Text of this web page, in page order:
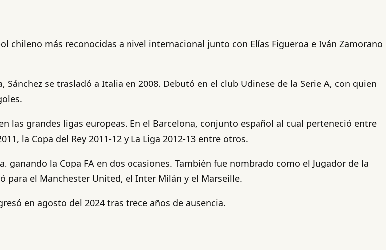
chileno más reconocidas a nivel internacional junto con Elías Figueroa e Iván Zamorano
se trasladó a Italia en 2008. Debutó en el club Udinese de la Serie A, con quien
las grandes ligas europeas. En el Barcelona, conjunto español al cual perteneció entre
la Copa del Rey 2011-12 y La Liga 2012-13 entre otros.
ganando la Copa FA en dos ocasiones. También fue nombrado como el Jugador de la
para el Manchester United, el Inter Milán y el Marseille.
en agosto del 2024 tras trece años de ausencia.